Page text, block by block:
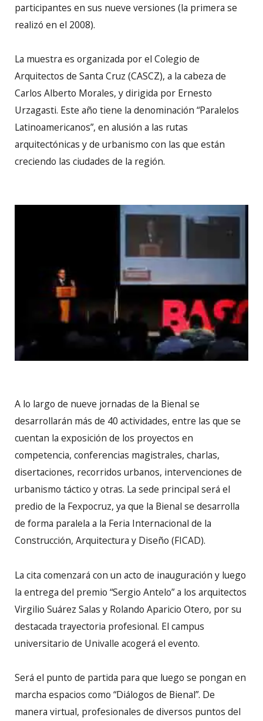
participantes en sus nueve versiones (la primera se
realizó en el 2008).
La muestra es organizada por el Colegio de
Arquitectos de Santa Cruz (CASCZ), a la cabeza de
Carlos Alberto Morales, y dirigida por Ernesto
Urzagasti. Este año tiene la denominación “Paralelos
Latinoamericanos”, en alusión a las rutas
arquitectónicas y de urbanismo con las que están
creciendo las ciudades de la región.
A lo largo de nueve jornadas de la Bienal se
desarrollarán más de 40 actividades, entre las que se
cuentan la exposición de los proyectos en
competencia, conferencias magistrales, charlas,
disertaciones, recorridos urbanos, intervenciones de
urbanismo táctico y otras. La sede principal será el
predio de la Fexpocruz, ya que la Bienal se desarrolla
de forma paralela a la Feria Internacional de la
Construcción, Arquitectura y Diseño (FICAD).
La cita comenzará con un acto de inauguración y luego
la entrega del premio “Sergio Antelo” a los arquitectos
Virgilio Suárez Salas y Rolando Aparicio Otero, por su
destacada trayectoria profesional. El campus
universitario de Univalle acogerá el evento.
Será el punto de partida para que luego se pongan en
marcha espacios como “Diálogos de Bienal”. De
manera virtual, profesionales de diversos puntos del